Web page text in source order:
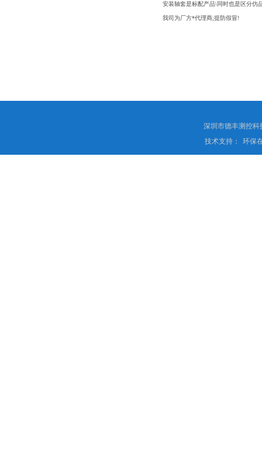
安装轴套是标配产品\同时也是区分仿
我司为厂方*代理商;提防假冒!
深圳市德丰测控
技术支持：
环保